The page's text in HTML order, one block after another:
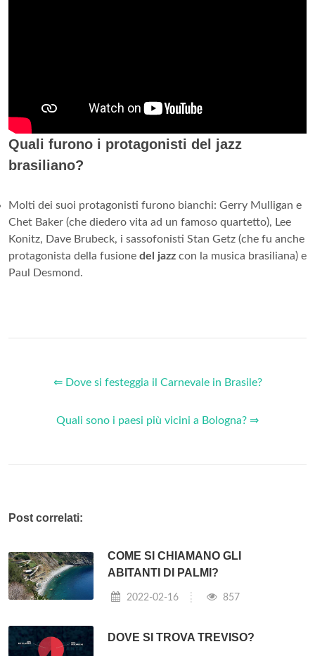
Quali furono i protagonisti del jazz
brasiliano?
Molti dei suoi protagonisti furono bianchi: Gerry Mulligan e
Chet Baker (che diedero vita ad un famoso quartetto), Lee
Konitz, Dave Brubeck, i sassofonisti Stan Getz (che fu anche
protagonista della fusione del jazz con la musica brasiliana) e
Paul Desmond.
⇐ Dove si festeggia il Carnevale in Brasile?
Quali sono i paesi più vicini a Bologna? ⇒
Post correlati:
COME SI CHIAMANO GLI
ABITANTI DI PALMI?
2022-02-16 857
DOVE SI TROVA TREVISO?